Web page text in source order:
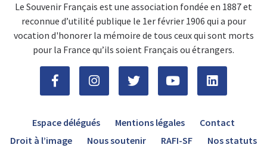
Le Souvenir Français est une association fondée en 1887 et
reconnue d’utilité publique le 1er février 1906 qui a pour
vocation d'honorer la mémoire de tous ceux qui sont morts
pour la France qu’ils soient Français ou étrangers.
Espace délégués Mentions légales
Contact
Droit à l’image
Nous soutenir RAFI-SF Nos statuts